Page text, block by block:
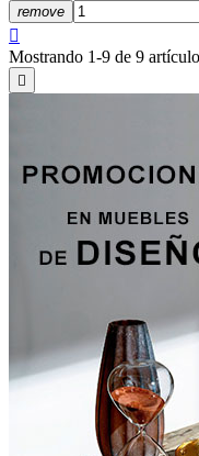
remove

Mostrando 1-9 de 9
